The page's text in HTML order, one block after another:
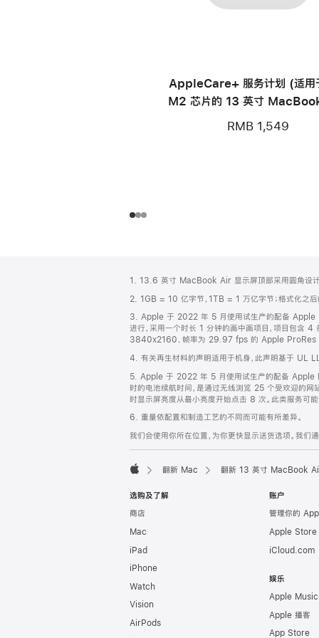
AppleCare+ 服务计划 (适用
M2 芯片的 13 英寸
RMB 1,549
页
脚
注
1. 13.6 英寸 MacBook Air 显示屏顶部采用圆角设计
2. 1GB = 10 亿字节，1TB = 1 万亿字节；格式化之后
3. Apple 于 2022 年 5 月使用试生产的配备
进行，采用一个时长 1 分钟的画中画项目，项目包
3840x2160、帧率为 29.97 fps 的 Apple ProRes
4. 有关再生材料的声明适用于机身，此声明基于 UL
5. Apple 于 2022 年 5 月使用试生产的配备 Apple
时的电池续航时间，是通过无线浏览 25 个受欢迎的
时显示屏亮度从最小亮度开始点击 8 次。此类服务可
6. 重量依配置和制造工艺的不同而可能有所差异。
我们会使用你所在位置，为你更快显示送货选项。我
翻新 Mac 翻新 13 英寸 MacBook
选购及了解
商店
Mac
iPad
iPhone
Watch
Vision
AirPods
账户
管理你的
Apple Store
iCloud.com
娱乐
Apple Music
Apple 播客
App Store